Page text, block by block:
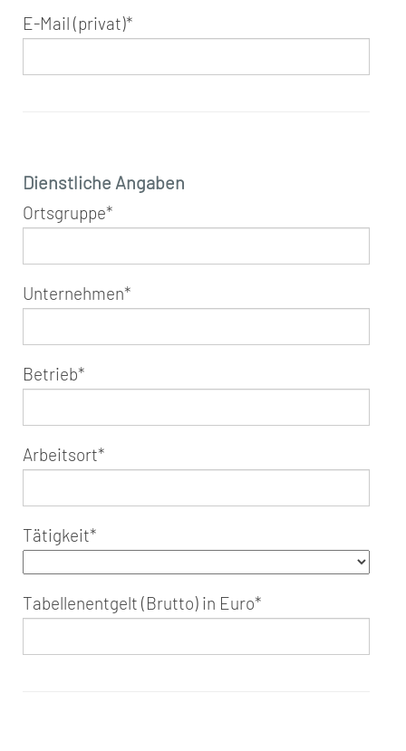
E-Mail (privat)*
Dienstliche Angaben
Ortsgruppe*
Unternehmen*
Betrieb*
Arbeitsort*
Tätigkeit*
Tabellenentgelt (Brutto) in Euro*